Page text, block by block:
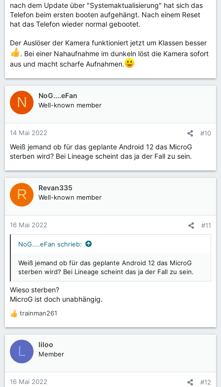
n
:
nach dem Update über "Systemaktualisierung" hat sich das
Telefon beim ersten booten aufgehängt. Nach einem Reset
hat das Telefon wieder normal gebootet.
Der Auslöser der Kamera funktioniert jetzt um Klassen besser
. Bei einer Nahaufnahme im dunkeln löst die Kamera sofort
aus und macht scharfe Aufnahmen.
N NoG....eFan
Well-known member
14 Mai 2022 #10
Weiß jemand ob für das geplante Android 12 das MicroG
sterben wird? Bei Lineage scheint das ja der Fall zu sein.
R Revan335
Well-known member
16 Mai 2022 #11
NoG....eFan schrieb:
Weiß jemand ob für das geplante Android 12 das MicroG
sterben wird? Bei Lineage scheint das ja der Fall zu sein.
Wieso sterben?
MicroG ist doch unabhängig.
R
e
a
k
t
o
n
trainman261
L liloo
Member
16 Mai 2022 #12